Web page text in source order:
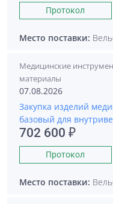
Протокол
Место поставки:
Медицинские
материалы
07.08.2026
Закупка изделий
базовый для
702 600 ₽
Протокол
Место поставки: